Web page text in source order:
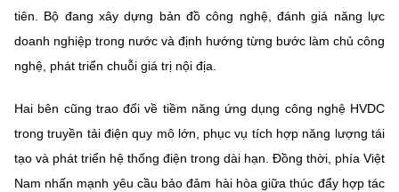
tiên. Bộ đang xây dựng bản đồ công nghệ, đánh giá năng lực
doanh nghiệp trong nước và định hướng từng bước làm chủ công
nghệ, phát triển chuỗi giá trị nội địa.
Hai bên cũng trao đổi về tiềm năng ứng dụng công nghệ HVDC
trong truyền tải điện quy mô lớn, phục vụ tích hợp năng lượng tái
tạo và phát triển hệ thống điện trong dài hạn. Đồng thời, phía Việt
Nam nhấn mạnh yêu cầu bảo đảm hài hòa giữa thúc đẩy hợp tác